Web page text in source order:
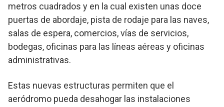
metros cuadrados y en la cual existen unas doce
puertas de abordaje, pista de rodaje para las naves,
salas de espera, comercios, vías de servicios,
bodegas, oficinas para las líneas aéreas y oficinas
administrativas.
Estas nuevas estructuras permiten que el
aeródromo pueda desahogar las instalaciones